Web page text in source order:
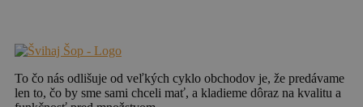
To čo nás odlišuje od veľkých cyklo obchodov je, že predávame
len to, čo by sme sami chceli mať, a kladieme dôraz na kvalitu a